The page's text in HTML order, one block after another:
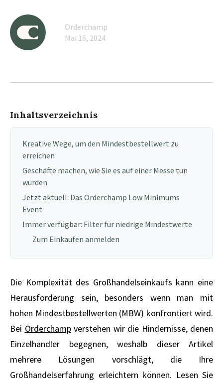
Orderchamp
Mai 16, 2024
Inhaltsverzeichnis
Kreative Wege, um den Mindestbestellwert zu
erreichen
Geschäfte machen, wie Sie es auf einer Messe tun
würden
Jetzt aktuell: Das Orderchamp Low Minimums
Event
Immer verfügbar: Filter für niedrige Mindestwerte
Zum Einkaufen anmelden
Die Komplexität des Großhandelseinkaufs kann eine
Herausforderung sein, besonders wenn man mit
hohen Mindestbestellwerten (MBW) konfrontiert wird.
Bei Orderchampverstehen wir die Hindernisse, denen
Einzelhändler begegnen, weshalb dieser Artikel
mehrere Lösungen vorschlägt, die Ihre
Großhandelserfahrung erleichtern können. Lesen Sie